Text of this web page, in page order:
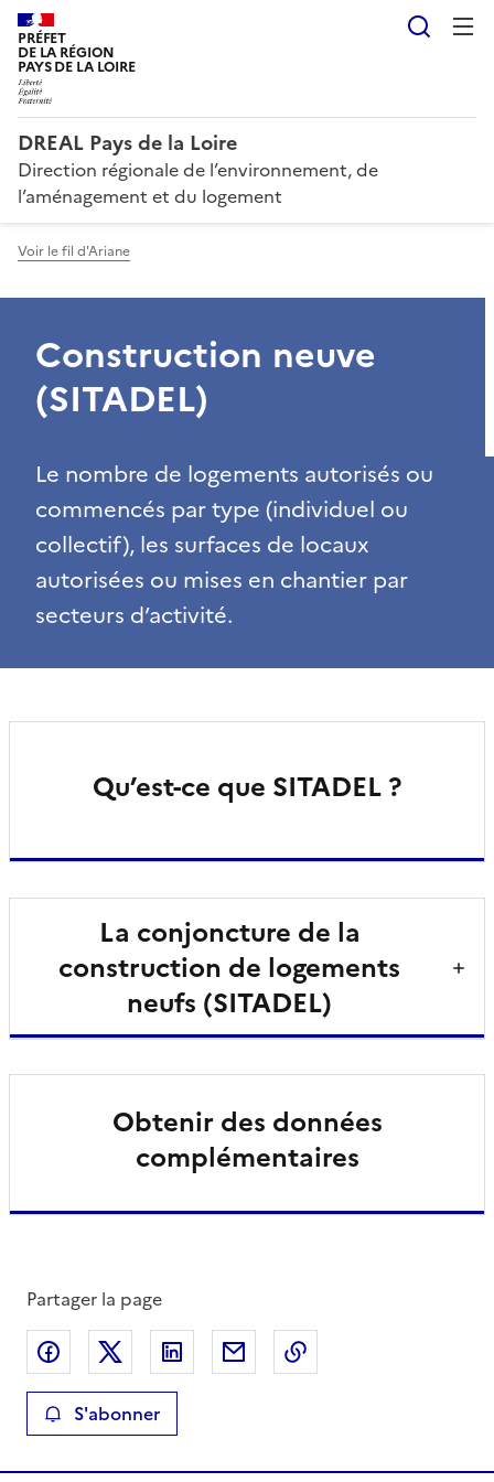
PRÉFET
DE LA RÉGION
PAYS DE LA LOIRE
DREAL Pays de la Loire
Direction régionale de l’environnement, de
l’aménagement et du logement
Voir le fil d'Ariane
Construction neuve
(SITADEL)
Le nombre de logements autorisés ou
commencés par type (individuel ou
collectif), les surfaces de locaux
autorisées ou mises en chantier par
secteurs d’activité.
Qu’est-ce que SITADEL ?
La conjoncture de la
construction de logements
neufs (SITADEL)
Obtenir des données
complémentaires
Partager la page
Partager sur Facebook
Partager sur XPartager sur LinkedIn
Partager par email
S'abonner